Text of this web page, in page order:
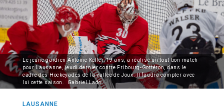
Le jeune gardien Antoine Keller, 19 ans, a réalisé un tout bon match
pour Lausanne, jeudi dernier contre Fribourg-Gottéron, dans le
cadre des Hockeyades de la vallée de Joux. Il faudra compter avec
lui cette saison. Gabriel Lado
LAUSANNE